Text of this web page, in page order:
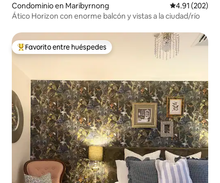
Condominio en Maribyrnong Calificación
4.91 (202)
Ático Horizon con enorme balcón y vistas a la ciudad/río
De los mejores en Favorito entre huéspedes
Favorito entre huéspedes